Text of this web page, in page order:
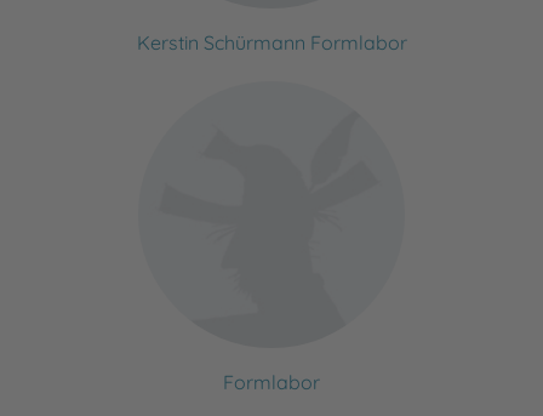
Kerstin Schürmann Formlabor
Formlabor